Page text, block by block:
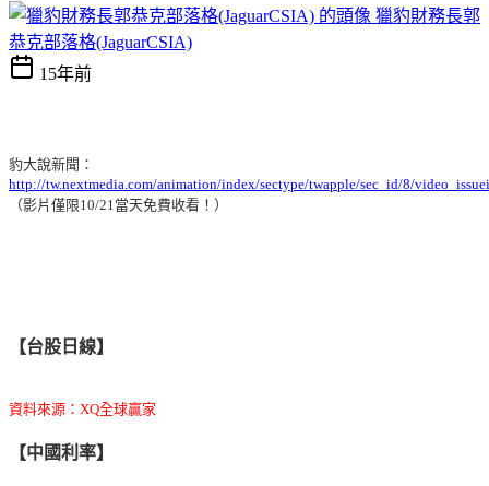
獵豹財務長郭
恭克部落格(JaguarCSIA)
15年前
豹大說新聞：
http://tw.nextmedia.com/animation/index/sectype/twapple/sec_id/8/
（影片僅限10/21當天免費收看！）
【台股日線】
資料來源：XQ全球贏家
【中國利率】